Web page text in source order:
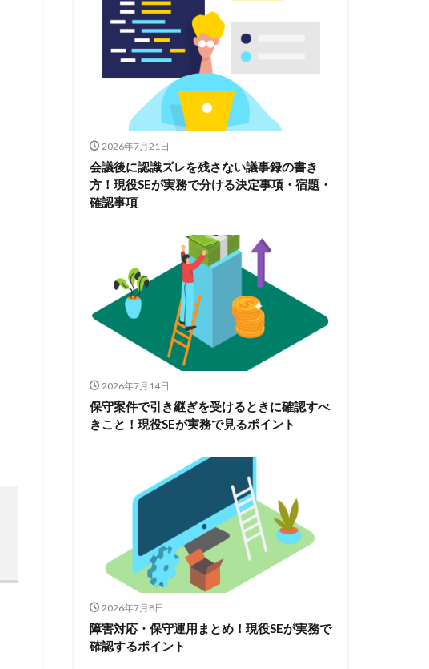
2026年7月21日
会議後に認識ズレを残さない議事録の書き
方！現役SEが実務で分ける決定事項・宿題・
確認事項
2026年7月14日
保守案件で引き継ぎを受けるときに確認すべ
きこと！現役SEが実務で見るポイント
2026年7月8日
障害対応・保守運用まとめ！現役SEが実務で
確認するポイント